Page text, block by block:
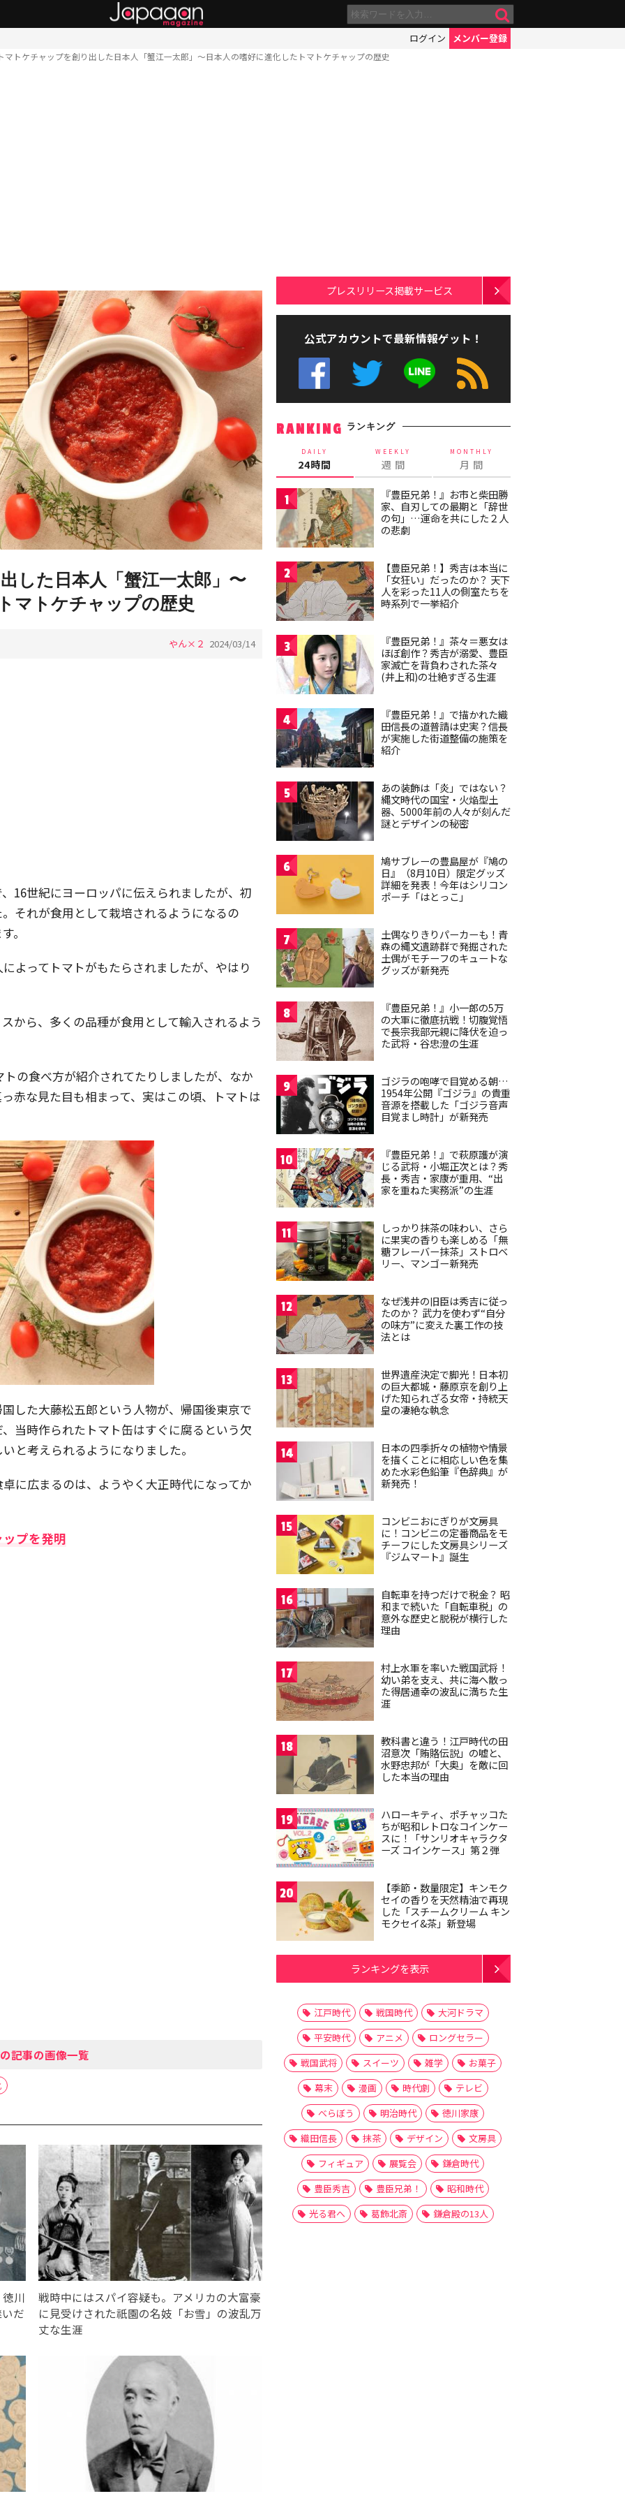
ログイン メンバー登録
マトケチャップを創り出した日本人「蟹江一太郎」〜日本人の嗜好に進化したトマトケチャップの歴史
した日本人「蟹江一太郎」〜
マトケチャップの歴史
やん×２ 2024/03/14
16世紀にヨーロッパに伝えられましたが、初
それが食用として栽培されるようになるの
。
よってトマトがもたらされましたが、やはり
から、多くの品種が食用として輸入されるよう
の食べ方が紹介されてたりしましたが、なか
赤な見た目も相まって、実はこの頃、トマトは
した大藤松五郎という人物が、帰国後東京で
当時作られたトマト缶はすぐに腐るという欠
と考えられるようになりました。
に広まるのは、ようやく大正時代になってか
プを発明
記事の画像一覧
川
だ
戦時中にはスパイ容疑も。アメリカの大富豪
に見受けされた祇園の名妓「お雪」の波乱万
丈な生涯
プレスリリース掲載サービス
公式アカウントで最新情報ゲット！
RANKING ランキング
DAILY
24時間
WEEKLY
週 間
MONTHLY
月 間
1
『豊臣兄弟！』お市と柴田勝
家、自刃しての最期と「辞世
の句」…運命を共にした２人
の悲劇
2
【豊臣兄弟！】秀吉は本当に
「女狂い」だったのか？ 天下
人を彩った11人の側室たちを
時系列で一挙紹介
3
『豊臣兄弟！』茶々＝悪女は
ほぼ創作？秀吉が溺愛、豊臣
家滅亡を背負わされた茶々
(井上和)の壮絶すぎる生涯
4
『豊臣兄弟！』で描かれた織
田信長の道普請は史実？信長
が実施した街道整備の施策を
紹介
5
あの装飾は「炎」ではない？
縄文時代の国宝・火焔型土
器、5000年前の人々が刻んだ
謎とデザインの秘密
6
鳩サブレーの豊島屋が『鳩の
日』（8月10日）限定グッズ
詳細を発表！今年はシリコン
ポーチ「はとっこ」
7
土偶なりきりパーカーも！青
森の縄文遺跡群で発掘された
土偶がモチーフのキュートな
グッズが新発売
8
『豊臣兄弟！』小一郎の5万
の大軍に徹底抗戦！切腹覚悟
で長宗我部元親に降伏を迫っ
た武将・谷忠澄の生涯
9
ゴジラの咆哮で目覚める朝…
1954年公開『ゴジラ』の貴重
音源を搭載した「ゴジラ音声
目覚まし時計」が新発売
10
『豊臣兄弟！』で萩原護が演
じる武将・小堀正次とは？秀
長・秀吉・家康が重用、“出
家を重ねた実務派”の生涯
11
しっかり抹茶の味わい、さら
に果実の香りも楽しめる「無
糖フレーバー抹茶」ストロベ
リー、マンゴー新発売
12
なぜ浅井の旧臣は秀吉に従っ
たのか？ 武力を使わず“自分
の味方”に変えた裏工作の技
法とは
13
世界遺産決定で脚光！日本初
の巨大都城・藤原京を創り上
げた知られざる女帝・持統天
皇の凄絶な執念
14
日本の四季折々の植物や情景
を描くことに相応しい色を集
めた水彩色鉛筆『色辞典』が
新発売！
15
コンビニおにぎりが文房具
に！コンビニの定番商品をモ
チーフにした文房具シリーズ
『ジムマート』誕生
16
自転車を持つだけで税金？ 昭
和まで続いた「自転車税」の
意外な歴史と脱税が横行した
理由
17
村上水軍を率いた戦国武将！
幼い弟を支え、共に海へ散っ
た得居通幸の波乱に満ちた生
涯
18
教科書と違う！江戸時代の田
沼意次「賄賂伝説」の嘘と、
水野忠邦が「大奥」を敵に回
した本当の理由
19
ハローキティ、ポチャッコた
ちが昭和レトロなコインケー
スに！「サンリオキャラクタ
ーズ コインケース」第２弾
20
【季節・数量限定】キンモク
セイの香りを天然精油で再現
した「スチームクリーム キン
モクセイ&茶」新登場
ランキングを表示
江戸時代 戦国時代
大河ドラマ
平安時代
アニメ
ロングセラー
戦国武将
スイーツ 雑学
お菓子
幕末
漫画 時代劇
テレビ
べらぼう
明治時代
徳川家康
織田信長
抹茶 デザイン
文房具
フィギュア
展覧会
鎌倉時代
豊臣秀吉
豊臣兄弟！
昭和時代
光る君へ
葛飾北斎 鎌倉殿の13人